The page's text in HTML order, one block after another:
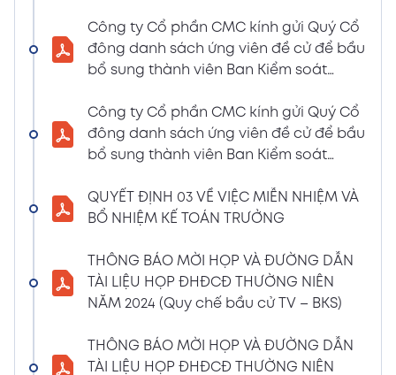
ứng cử TV – BKS)
02/04/2024
6:07 PM
LIỆU HỌP ĐHĐCĐ THƯỜNG NIÊN NĂM 2024
(The Biểu quyết)
Xem PDF
02/04/2024
THÔNG BÁO MỜI HỌP VÀ ĐƯỜNG DẪN TÀI
LIỆU HỌP ĐHĐCĐ THƯỜNG NIÊN NĂM 2024
(Phiếu Biểu quyết)
02/04/2024
6:07 PM
LIỆU HỌP ĐHĐCĐ THƯỜNG NIÊN NĂM 2024
(Phiếu Bầu bổ sung thành viên BKS)
Xem PDF
Huyền)
Công ty Cổ phần CMC kính gửi Quý Cổ
đông danh sách ứng viên đề cử để bầu
bổ sung thành viên Ban Kiểm soát
Huyền)
Công ty Cổ phần CMC kính gửi Quý Cổ
đông danh sách ứng viên đề cử để bầu
bổ sung thành viên Ban Kiểm soát
Huyền)
QUYẾT ĐỊNH 03 VỀ VIỆC MIỄN NHIỆM VÀ
BỔ NHIỆM KẾ TOÁN TRƯỞNG
THÔNG BÁO MỜI HỌP VÀ ĐƯỜNG DẪN
TÀI LIỆU HỌP ĐHĐCĐ THƯỜNG NIÊN
NĂM 2024 (Quy chế bầu cử TV – BKS)
THÔNG BÁO MỜI HỌP VÀ ĐƯỜNG DẪN
TÀI LIỆU HỌP ĐHĐCĐ THƯỜNG NIÊN